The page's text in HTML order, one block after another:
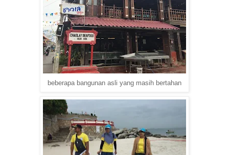
beberapa bangunan asli yang masih bertahan